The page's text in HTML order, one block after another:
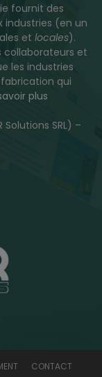
fournit des
industries (en un
et locales).
collaborateurs et
les industries
qui
plus
Solutions SRL) –
CONTACT